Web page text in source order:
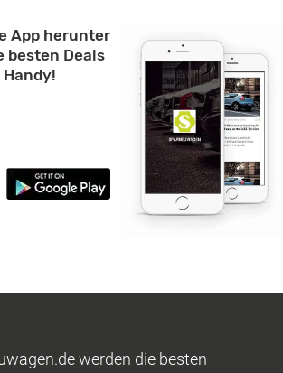
App herunter
besten Deals
werden die besten